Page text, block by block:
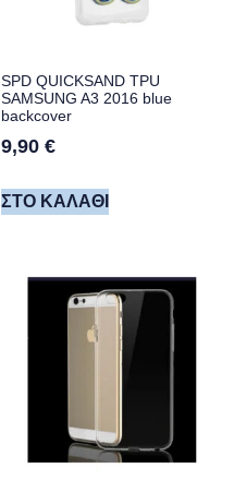
SPD QUICKSAND TPU
SAMSUNG A3 2016 blue
backcover
9,90 €
ΣΤΟ ΚΑΛΆΘΙ